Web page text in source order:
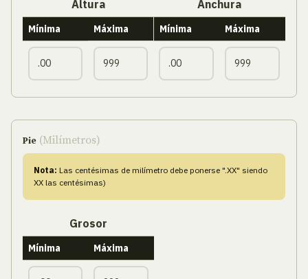
Altura Anchura
Mínima Máxima Mínima Máxima
Pie (Milímetros)
Nota: Las centésimas de milímetro debe ponerse ".XX" siendo
XX las centésimas)
Grosor
Mínima Máxima